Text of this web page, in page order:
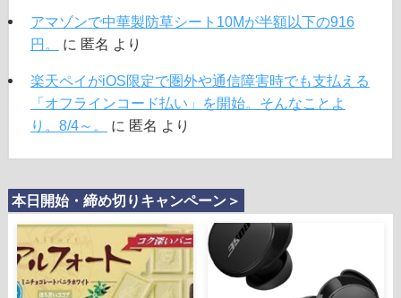
アマゾンで中華製防草シート10Mが半額以下の916
円。
に 匿名 より
楽天ペイがiOS限定で圏外や通信障害時でも支払える
「オフラインコード払い」を開始。そんなことよ
り。8/4～。
に 匿名 より
本日開始・締め切りキャンペーン＞